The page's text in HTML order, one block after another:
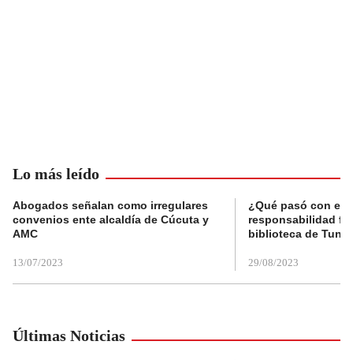
Lo más leído
Abogados señalan como irregulares
convenios ente alcaldía de Cúcuta y
AMC
13/07/2023
¿Qué pasó con el
responsabilidad
biblioteca de
29/08/2023
Últimas Noticias